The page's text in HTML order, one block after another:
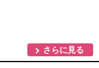
さらに見る